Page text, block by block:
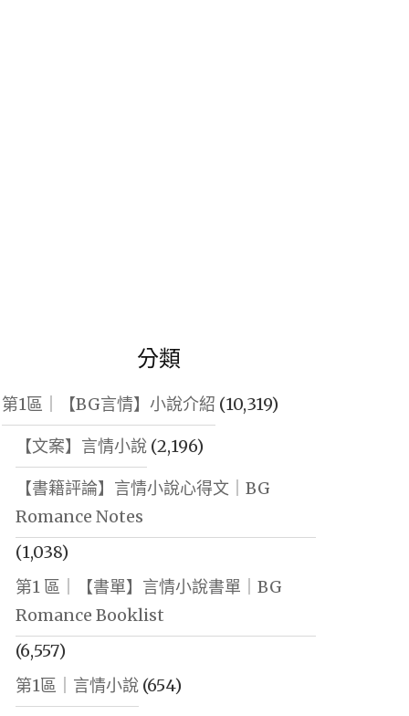
分類
第1區｜【BG言情】小說介紹 (10,319)
【文案】言情小說(2,196)
【書籍評論】言情小說心得文｜BG
Romance Notes
(1,038)
第1 區｜【書單】言情小說書單｜BG
Romance Booklist
(6,557)
第1區｜言情小說(654)